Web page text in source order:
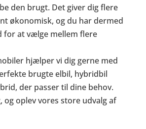
den brugt. Det giver dig flere
økonomisk, og du har dermed
for at vælge mellem flere
hjælper vi dig gerne med
brugte elbil, hybridbil
der passer til dine behov.
og oplev vores store udvalg af